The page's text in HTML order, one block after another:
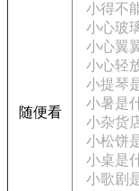
随便看
小得不
小心玻
小心翼
小心轻
小提琴
小暑是
小杂货
小松饼
小桌是
小歌剧